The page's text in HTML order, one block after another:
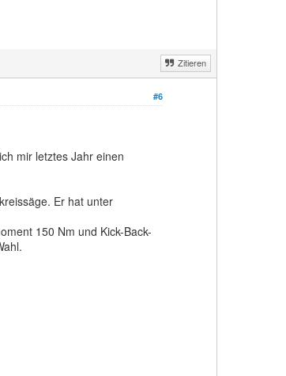
Zitieren
#6
mir letztes Jahr einen
Er hat unter
150 Nm und Kick-Back-